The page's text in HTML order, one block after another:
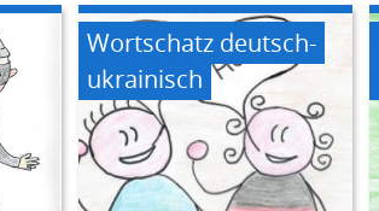
Wortschatz deutsch-
ukrainisch